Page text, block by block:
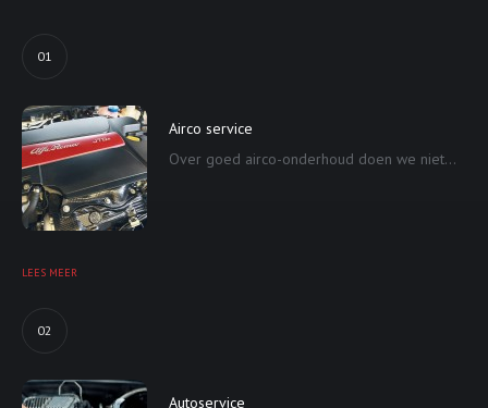
01
Airco service
Over goed airco-onderhoud doen we niet...
LEES MEER
02
Autoservice